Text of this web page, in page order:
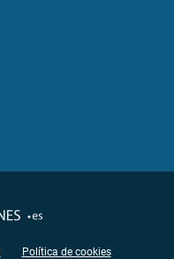
Política de cookies